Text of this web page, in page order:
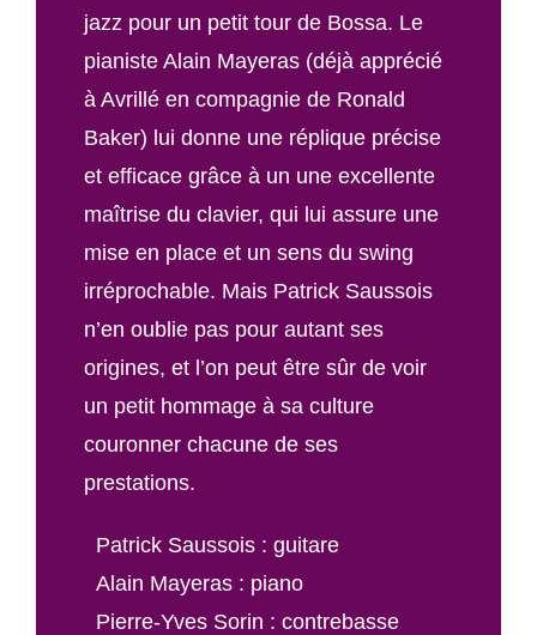
jazz pour un petit tour de Bossa. Le
pianiste Alain Mayeras (déjà apprécié
à Avrillé en compagnie de Ronald
Baker) lui donne une réplique précise
et efficace grâce à un une excellente
maîtrise du clavier, qui lui assure une
mise en place et un sens du swing
irréprochable. Mais Patrick Saussois
n’en oublie pas pour autant ses
origines, et l’on peut être sûr de voir
un petit hommage à sa culture
couronner chacune de ses
prestations.
Patrick Saussois : guitare
Alain Mayeras : piano
Pierre-Yves Sorin : contrebasse